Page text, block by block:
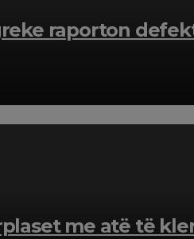
raporton
me atë të